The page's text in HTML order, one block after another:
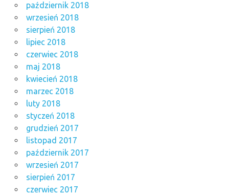
październik 2018
wrzesień 2018
sierpień 2018
lipiec 2018
czerwiec 2018
maj 2018
kwiecień 2018
marzec 2018
luty 2018
styczeń 2018
grudzień 2017
listopad 2017
październik 2017
wrzesień 2017
sierpień 2017
czerwiec 2017